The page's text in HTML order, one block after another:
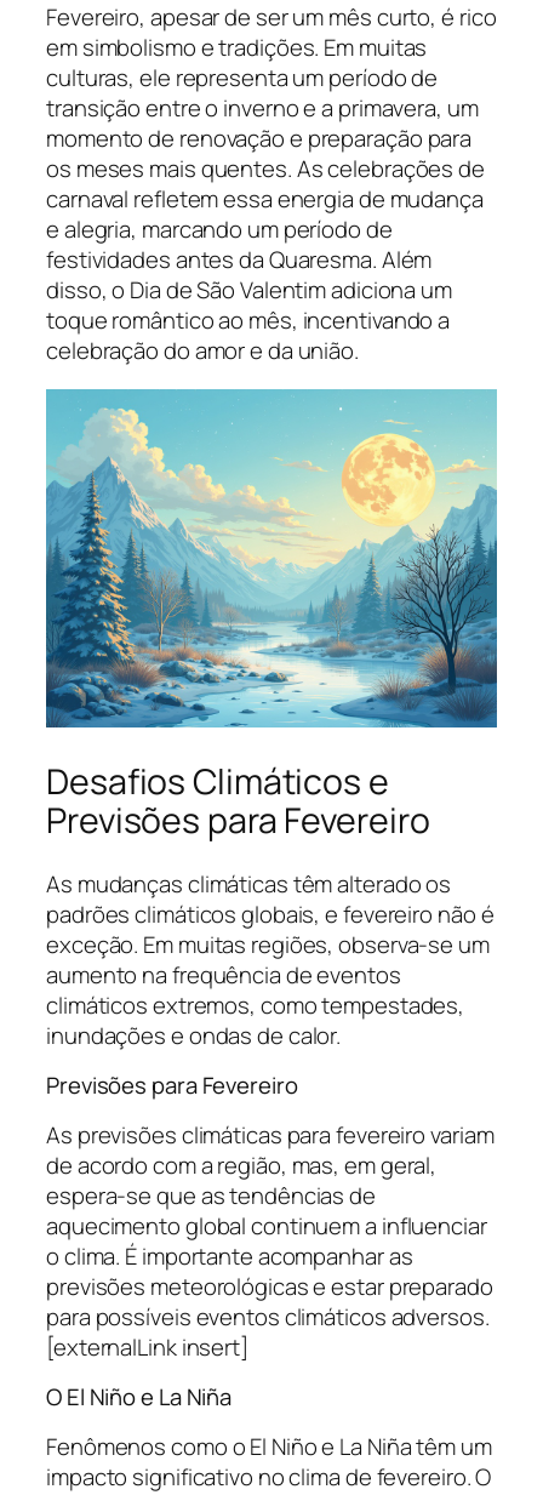
Fevereiro, apesar de ser um mês curto, é rico
em simbolismo e tradições. Em muitas
culturas, ele representa um período de
transição entre o inverno e a primavera, um
momento de renovação e preparação para
os meses mais quentes. As celebrações de
carnaval refletem essa energia de mudança
e alegria, marcando um período de
festividades antes da Quaresma. Além
disso, o Dia de São Valentim adiciona um
toque romântico ao mês, incentivando a
celebração do amor e da união.
Desafios Climáticos e
Previsões para Fevereiro
As mudanças climáticas têm alterado os
padrões climáticos globais, e fevereiro não é
exceção. Em muitas regiões, observa-se um
aumento na frequência de eventos
climáticos extremos, como tempestades,
inundações e ondas de calor.
Previsões para Fevereiro
As previsões climáticas para fevereiro variam
de acordo com a região, mas, em geral,
espera-se que as tendências de
aquecimento global continuem a influenciar
o clima. É importante acompanhar as
previsões meteorológicas e estar preparado
para possíveis eventos climáticos adversos.
[externalLink insert]
O El Niño e La Niña
Fenômenos como o El Niño e La Niña têm um
impacto significativo no clima de fevereiro. O